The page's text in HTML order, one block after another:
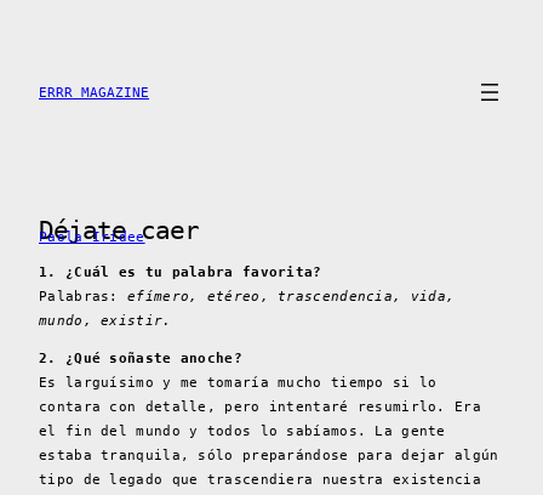
contenido
ERRR MAGAZINE
Déjate caer
Paola Iridee
1. ¿Cuál es tu palabra favorita?
Palabras: efímero, etéreo, trascendencia, vida,
mundo, existir.
2. ¿Qué soñaste anoche?
Es larguísimo y me tomaría mucho tiempo si lo
contara con detalle, pero intentaré resumirlo. Era
el fin del mundo y todos lo sabíamos. La gente
estaba tranquila, sólo preparándose para dejar algún
tipo de legado que trascendiera nuestra existencia